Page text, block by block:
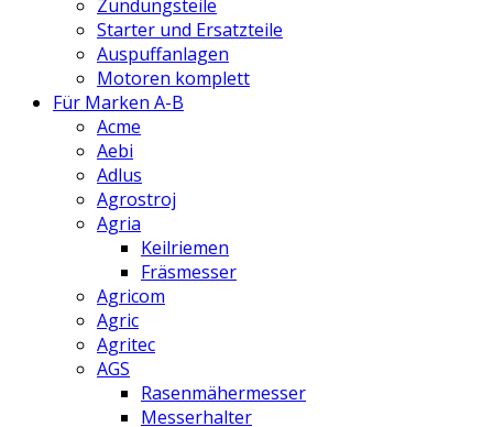
Zündungsteile
Starter und Ersatzteile
Auspuffanlagen
Motoren komplett
Für Marken A-B
Acme
Aebi
Adlus
Agrostroj
Agria
Keilriemen
Fräsmesser
Agricom
Agric
Agritec
AGS
Rasenmähermesser
Messerhalter